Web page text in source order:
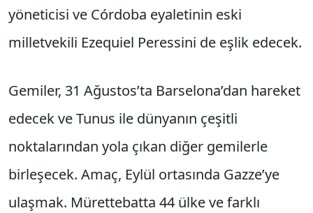
yöneticisi ve Córdoba eyaletinin eski
milletvekili Ezequiel Peressini de eşlik edecek.
Gemiler, 31 Ağustos’ta Barselona’dan hareket
edecek ve Tunus ile dünyanın çeşitli
noktalarından yola çıkan diğer gemilerle
birleşecek. Amaç, Eylül ortasında Gazze’ye
ulaşmak. Mürettebatta 44 ülke ve farklı